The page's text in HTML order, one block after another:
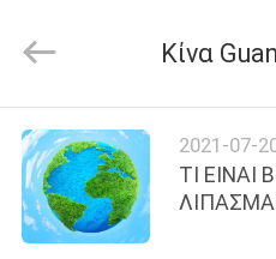
ΣΠΊΤΙ
ΠΡΟΪΌΝΤΑ
Printing
Rights
2021-07-
ΤΙ ΕΙΝΑΙ